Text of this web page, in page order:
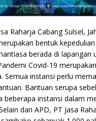
Raharja Cabang Sulsel,
bentuk
berada di lapangan
Covid-19
Semua instansi perlu
Bantuan serupa
beberapa instansi dalam
dari APD, PT Jasa